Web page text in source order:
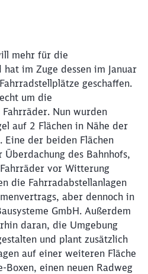
mehr für die
im Zuge dessen im Januar
geschaffen.
um die
Nun wurden
auf 2 Flächen in Nähe der
Eine der beiden Flächen
des Bahnhofs,
vor Witterung
die Fahrradabstellanlagen
aber dennoch in
GmbH. Außerdem
daran, die Umgebung
und plant zusätzlich
auf einer weiteren Fläche
Boxen, einen neuen Radweg